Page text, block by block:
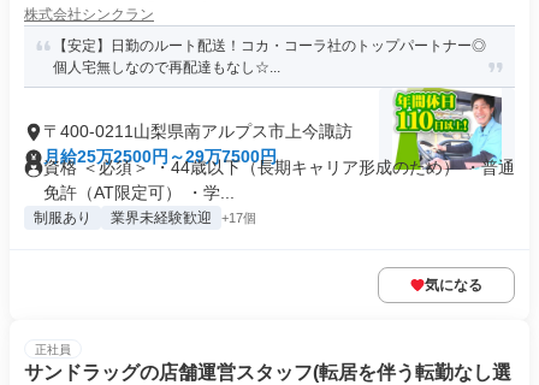
株式会社シンクラン
【安定】日勤のルート配送！コカ・コーラ社のトップパートナー◎
個人宅無しなので再配達もなし☆...
〒400-0211山梨県南アルプス市上今諏訪
月給25万2500円～29万7500円
資格 ＜必須＞ ・44歳以下（長期キャリア形成のため） ・普通
免許（AT限定可） ・学...
制服あり 業界未経験歓迎 +17個
気になる
正社員
サンドラッグの店舗運営スタッフ(転居を伴う転勤なし選